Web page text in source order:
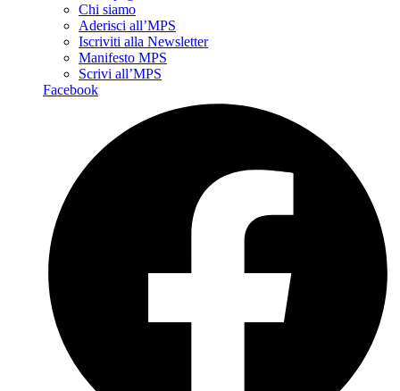
Chi siamo
Aderisci all’MPS
Iscriviti alla Newsletter
Manifesto MPS
Scrivi all’MPS
Facebook